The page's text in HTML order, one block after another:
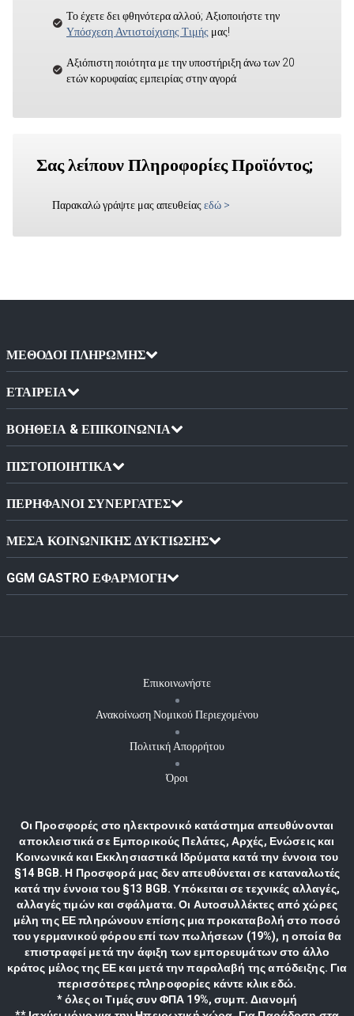
Το έχετε δει φθηνότερα αλλού; Αξιοποιήστε την
Υπόσχεση Αντιστοίχισης Τιμής μας!
Αξιόπιστη ποιότητα με την υποστήριξη άνω των 20
ετών κορυφαίας εμπειρίας στην αγορά
Σας λείπουν Πληροφορίες Προϊόντος;
Παρακαλώ γράψτε μας απευθείας εδώ >
ΜΈΘΟΔΟΙ ΠΛΗΡΩΜΉΣ
ΕΤΑΙΡΕΙΑ
ΒΟΗΘΕΙΑ & ΕΠΙΚΟΙΝΩΝΙΑ
ΠΙΣΤΟΠΟΙΗΤΙΚΆ
ΠΕΡΉΦΑΝΟΙ ΣΥΝΕΡΓΆΤΕΣ
ΜΈΣΑ ΚΟΙΝΩΝΙΚΉΣ ΔΥΚΤΊΩΣΗΣ
GGM GASTRO ΕΦΑΡΜΟΓΉ
Επικοινωνήστε
Ανακοίνωση Νομικού Περιεχομένου
Πολιτική Απορρήτου
Όροι
Οι Προσφορές στο ηλεκτρονικό κατάστημα απευθύνονται
αποκλειστικά σε Εμπορικούς Πελάτες, Αρχές, Ενώσεις και
Κοινωνικά και Εκκλησιαστικά Ιδρύματα κατά την έννοια του
§14 BGB. Η Προσφορά μας δεν απευθύνεται σε καταναλωτές
κατά την έννοια του §13 BGB. Υπόκειται σε τεχνικές αλλαγές,
αλλαγές τιμών και σφάλματα. Οι Αυτοσυλλέκτες από χώρες
μέλη της ΕΕ πληρώνουν επίσης μια προκαταβολή στο ποσό
του γερμανικού φόρου επί των πωλήσεων (19%), η οποία θα
επιστραφεί μετά την άφιξη των εμπορευμάτων στο άλλο
κράτος μέλος της ΕΕ και μετά την παραλαβή της απόδειξης. Για
περισσότερες πληροφορίες κάντε κλικ εδώ.
* όλες οι Τιμές συν ΦΠΑ 19%, συμπ. Διανομή